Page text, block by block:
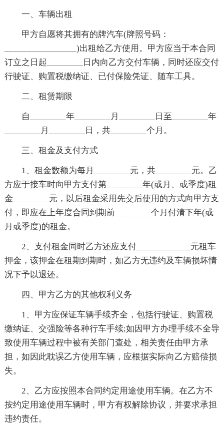
一、车辆出租
甲方自愿将其拥有的牌汽车(牌照号码：
________________)出租给乙方使用。甲方应当于本合同
订立之日起________日内向乙方交付车辆，同时还应交付
行驶证、购置税缴纳证、已付保险凭证、随车工具。
二、租赁期限
自________年________月________日至________年
________月________日，共________个月。
三、租金及支付方式
1、租金数额为每月________元，共________元。乙
方应于接车时向甲方支付第________年(或月、或季度)租
金________元，以后租金采用先交后使用的方式向甲方支
付，即应在上年度合同到期前________个月付清下年(或
月或季度)的租金。
2、支付租金同时乙方还应支付____________元租车
押金，该押金在租期到期时，如乙方无违约及车辆损坏情
况下予以退还。
四、甲方乙方的其他权利义务
1、甲方应保证车辆手续齐全，包括行驶证、购置税
缴纳证、交强险等各种行车手续;如因甲方办理手续不全导
致使用车辆过程中被有关部门查处，相关责任由甲方承
担，如因此耽误乙方使用车辆，应根据实际向乙方赔偿损
失。
2、乙方应按照本合同约定用途使用车辆。在乙方不
按约定用途使用车辆时，甲方有权解除协议，并要求承担
违约责任。